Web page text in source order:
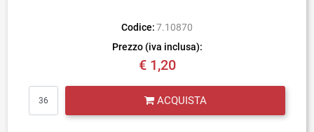
Codice: 7.10870
Prezzo (iva inclusa):
€ 1,20
ACQUISTA